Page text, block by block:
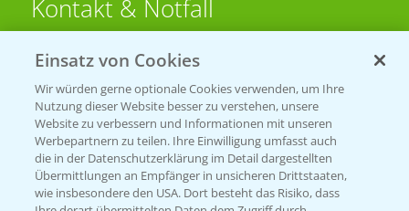
Kontakt & Notfall
Beratung auf WhatsApp
T.+49 (0)174 346 564 1
KONTAKT
Hilfe in Notfällen
Einsatz von Cookies
Wir würden gerne optionale Cookies verwenden, um Ihre
Nutzung dieser Website besser zu verstehen, unsere
Website zu verbessern und Informationen mit unseren
Werbepartnern zu teilen. Ihre Einwilligung umfasst auch
die in der Datenschutzerklärung im Detail dargestellten
Übermittlungen an Empfänger in unsicheren Drittstaaten,
wie insbesondere den USA. Dort besteht das Risiko, dass